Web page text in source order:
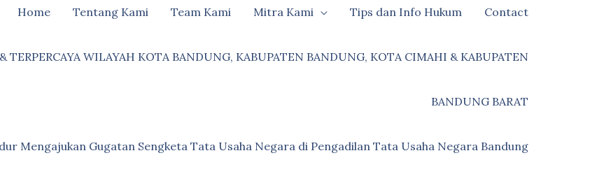
Home Tentang Kami Team Kami Mitra Kami Tips dan Info Hukum Contact
TERPERCAYA WILAYAH KOTA BANDUNG, KABUPATEN BANDUNG, KOTA CIMAHI & KABUPATEN
BANDUNG BARAT
Mengajukan Gugatan Sengketa Tata Usaha Negara di Pengadilan Tata Usaha Negara Bandung